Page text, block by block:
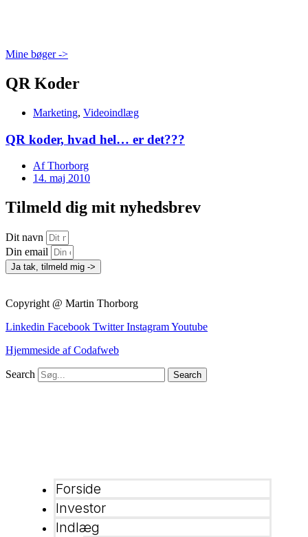
Mine bøger ->
QR Koder
Marketing, Videoindlæg
QR koder, hvad hel… er det???
AfThorborg
14. maj 2010
Tilmeld dig mit nyhedsbrev
Dit navn
Din email
Ja tak, tilmeld mig ->
Copyright @ Martin Thorborg
Linkedin Facebook Twitter InstagramYoutube
Hjemmeside af Codafweb
Search Search
Forside
Investor
Indlæg